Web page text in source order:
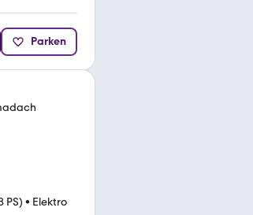
Parken
PS) • Elektro